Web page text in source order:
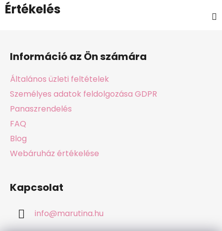
Értékelés
Információ az Ön számára
Általános üzleti feltételek
Személyes adatok feldolgozása GDPR
Panaszrendelés
FAQ
Blog
Webáruház értékelése
Kapcsolat
info@marutina.hu